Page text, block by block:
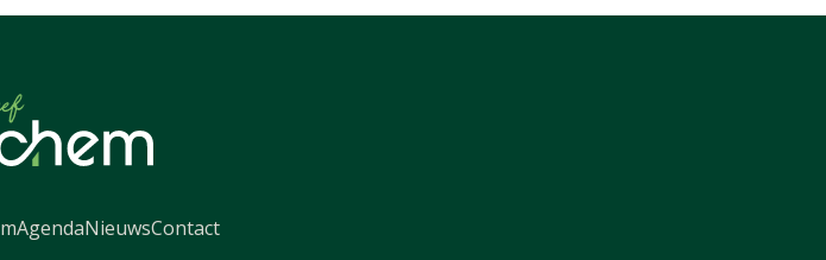
AgendaNieuwsContact